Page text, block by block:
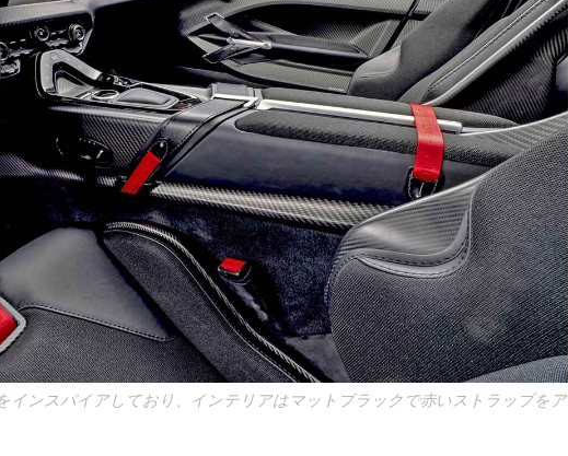
インスパイアしており、インテリアはマットブラックで赤いストラップをア